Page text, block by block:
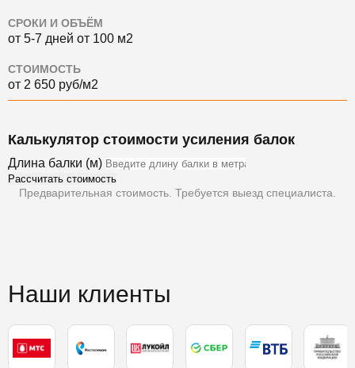
СРОКИ И ОБЪЁМ
от 5-7 дней от 100 м2
СТОИМОСТЬ
от 2 650 руб/м2
Калькулятор стоимости усиления балок
Длина балки (м)
Рассчитать стоимость
Предварительная стоимость. Требуется выезд специалиста.
Наши клиенты